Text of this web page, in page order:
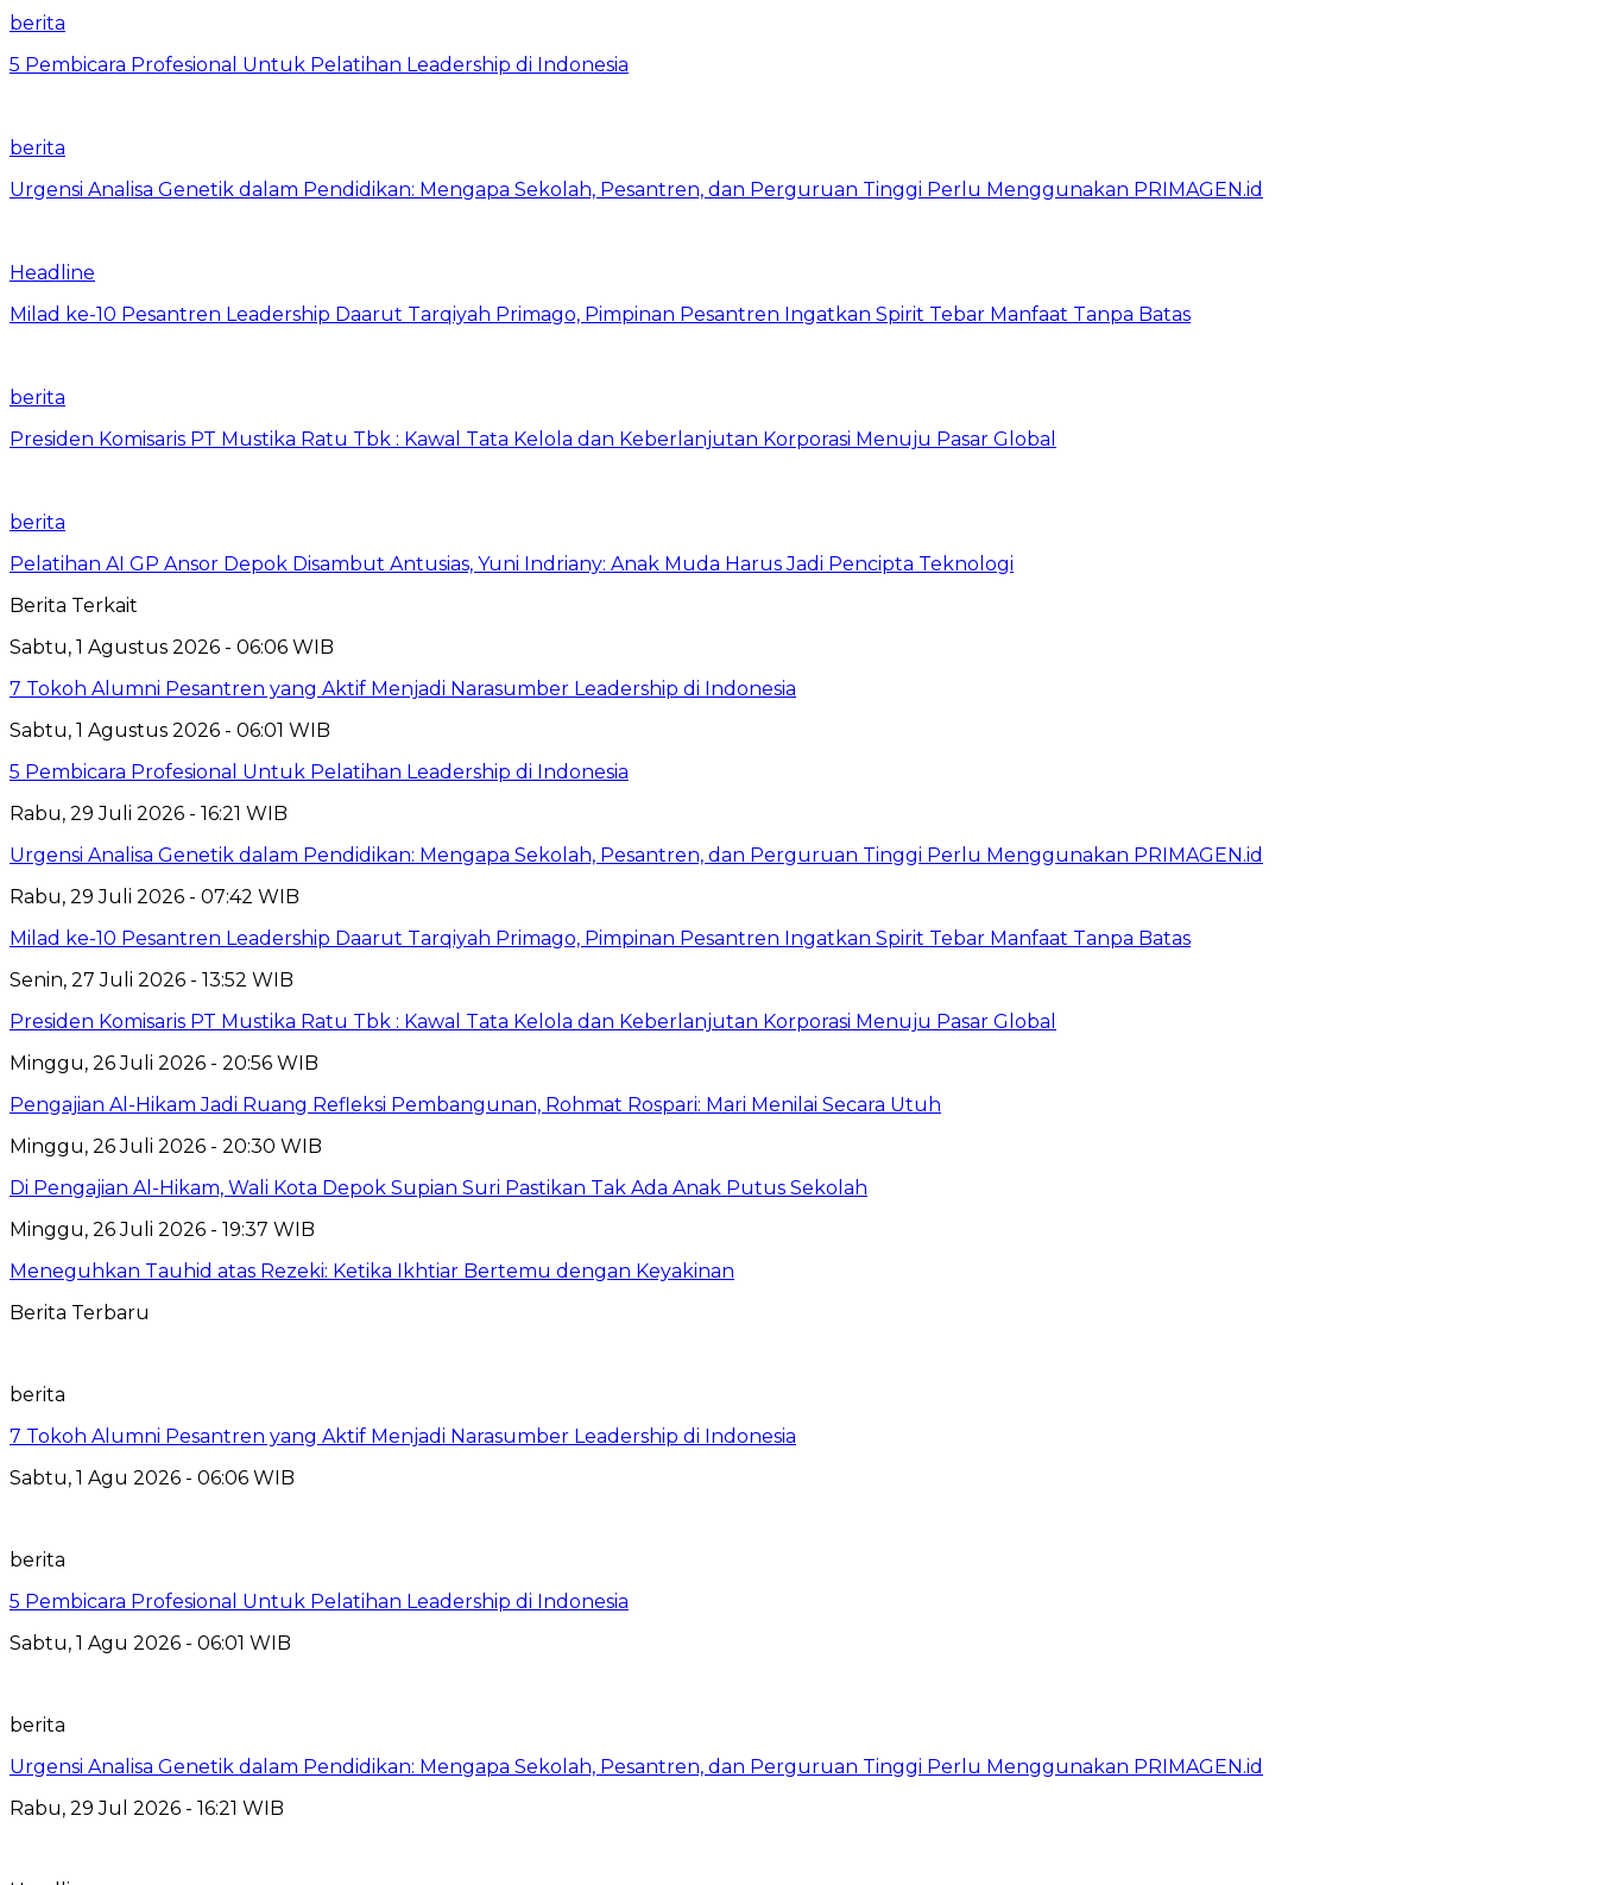
berita
5 Pembicara Profesional Untuk Pelatihan Leadership di Indonesia
berita
Urgensi Analisa Genetik dalam Pendidikan: Mengapa Sekolah, Pesantren, dan Perguruan Tinggi Perlu Menggunakan PRIMAGEN.id
Headline
Milad ke-10 Pesantren Leadership Daarut Tarqiyah Primago, Pimpinan Pesantren Ingatkan Spirit Tebar Manfaat Tanpa Batas
berita
Presiden Komisaris PT Mustika Ratu Tbk : Kawal Tata Kelola dan Keberlanjutan Korporasi Menuju Pasar Global
berita
Pelatihan AI GP Ansor Depok Disambut Antusias, Yuni Indriany: Anak Muda Harus Jadi Pencipta Teknologi
Berita Terkait
Sabtu, 1 Agustus 2026 - 06:06 WIB
7 Tokoh Alumni Pesantren yang Aktif Menjadi Narasumber Leadership di Indonesia
Sabtu, 1 Agustus 2026 - 06:01 WIB
5 Pembicara Profesional Untuk Pelatihan Leadership di Indonesia
Rabu, 29 Juli 2026 - 16:21 WIB
Urgensi Analisa Genetik dalam Pendidikan: Mengapa Sekolah, Pesantren, dan Perguruan Tinggi Perlu Menggunakan PRIMAGEN.id
Rabu, 29 Juli 2026 - 07:42 WIB
Milad ke-10 Pesantren Leadership Daarut Tarqiyah Primago, Pimpinan Pesantren Ingatkan Spirit Tebar Manfaat Tanpa Batas
Senin, 27 Juli 2026 - 13:52 WIB
Presiden Komisaris PT Mustika Ratu Tbk : Kawal Tata Kelola dan Keberlanjutan Korporasi Menuju Pasar Global
Minggu, 26 Juli 2026 - 20:56 WIB
Pengajian Al-Hikam Jadi Ruang Refleksi Pembangunan, Rohmat Rospari: Mari Menilai Secara Utuh
Minggu, 26 Juli 2026 - 20:30 WIB
Di Pengajian Al-Hikam, Wali Kota Depok Supian Suri Pastikan Tak Ada Anak Putus Sekolah
Minggu, 26 Juli 2026 - 19:37 WIB
Meneguhkan Tauhid atas Rezeki: Ketika Ikhtiar Bertemu dengan Keyakinan
Berita Terbaru
berita
7 Tokoh Alumni Pesantren yang Aktif Menjadi Narasumber Leadership di Indonesia
Sabtu, 1 Agu 2026 - 06:06 WIB
berita
5 Pembicara Profesional Untuk Pelatihan Leadership di Indonesia
Sabtu, 1 Agu 2026 - 06:01 WIB
berita
Urgensi Analisa Genetik dalam Pendidikan: Mengapa Sekolah, Pesantren, dan Perguruan Tinggi Perlu Menggunakan PRIMAGEN.id
Rabu, 29 Jul 2026 - 16:21 WIB